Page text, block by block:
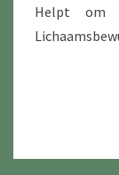
Helpt om